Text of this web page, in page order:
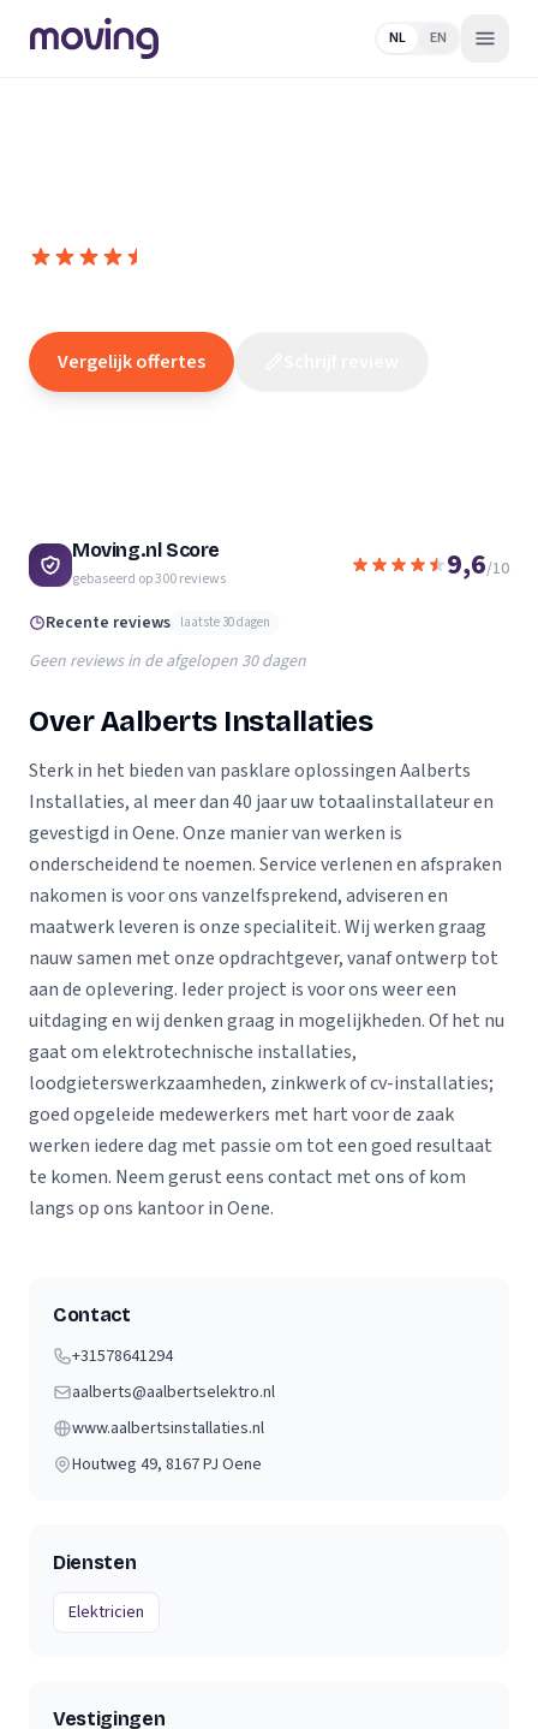
NL EN
Vergelijk offertes
Moving.nl Score
gebaseerd op300reviews 9,6/10
Recente reviews laatste 30 dagen
Geen reviews in de afgelopen 30 dagen
Over Aalberts Installaties
Sterk in het bieden van pasklare oplossingen Aalberts
Installaties, al meer dan 40 jaar uw totaalinstallateur en
gevestigd in Oene. Onze manier van werken is
onderscheidend te noemen. Service verlenen en afspraken
nakomen is voor ons vanzelfsprekend, adviseren en
maatwerk leveren is onze specialiteit. Wij werken graag
nauw samen met onze opdrachtgever, vanaf ontwerp tot
aan de oplevering. Ieder project is voor ons weer een
uitdaging en wij denken graag in mogelijkheden. Of het nu
gaat om elektrotechnische installaties,
loodgieterswerkzaamheden, zinkwerk of cv-installaties;
goed opgeleide medewerkers met hart voor de zaak
werken iedere dag met passie om tot een goed resultaat
te komen. Neem gerust eens contact met ons of kom
langs op ons kantoor in Oene.
Contact
+31578641294
aalberts@aalbertselektro.nl
www.aalbertsinstallaties.nl
Houtweg 49, 8167 PJ Oene
Diensten
Elektricien
Vestigingen